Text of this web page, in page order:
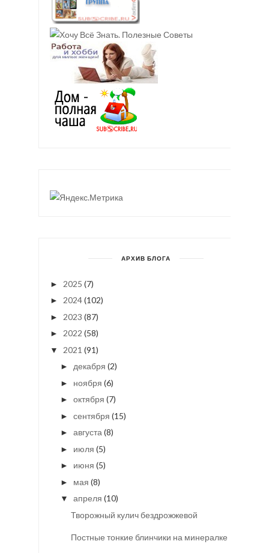
АРХИВ БЛОГА
► 2025 (7)
► 2024(102)
► 2023 (87)
► 2022 (58)
▼ 2021 (91)
► декабря (2)
► ноября (6)
► октября (7)
► сентября (15)
► августа (8)
► июля (5)
► июня (5)
► мая (8)
▼ апреля (10)
Творожный кулич бездрожжевой
Постные тонкие блинчики на минералке